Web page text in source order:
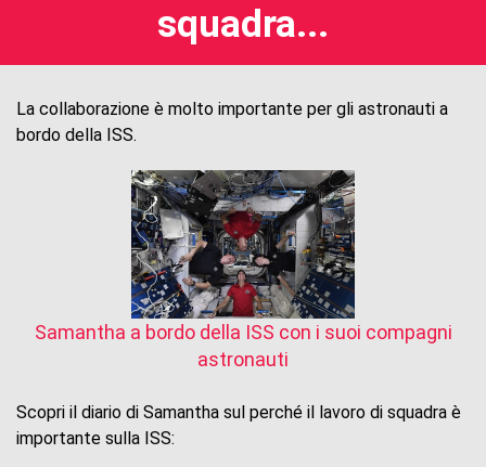
squadra...
La collaborazione è molto importante per gli astronauti a
bordo della ISS.
Samantha a bordo della ISS con i suoi compagni
astronauti
Scopri il diario di Samantha sul perché il lavoro di squadra è
importante sulla ISS: